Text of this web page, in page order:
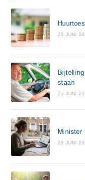
25 JUNI
staan
25 JUNI
Minister
25 JUNI